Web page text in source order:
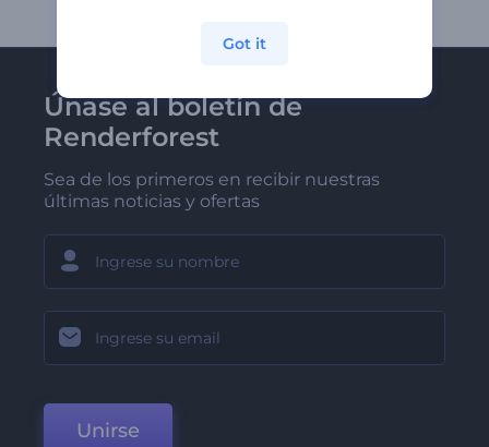
Únase al boletín de
Renderforest
Sea de los primeros en recibir nuestras
últimas noticias y ofertas
Unirse
Got it